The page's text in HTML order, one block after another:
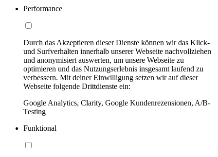
Performance
Durch das Akzeptieren dieser Dienste können wir das Klick-
und Surfverhalten innerhalb unserer Webseite nachvollziehen
und anonymisiert auswerten, um unsere Webseite zu
optimieren und das Nutzungserlebnis insgesamt laufend zu
verbessern. Mit deiner Einwilligung setzen wir auf dieser
Webseite folgende Drittdienste ein:
Google Analytics, Clarity, Google Kundenrezensionen, A/B-
Testing
Funktional